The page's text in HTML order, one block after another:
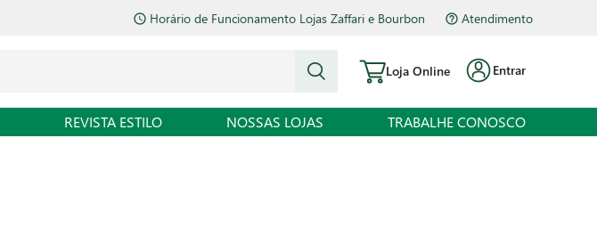
Horário de Funcionamento Lojas Zaffari e Bourbon Atendimento
Loja Online Entrar
REVISTA ESTILO NOSSAS LOJAS TRABALHE CONOSCO